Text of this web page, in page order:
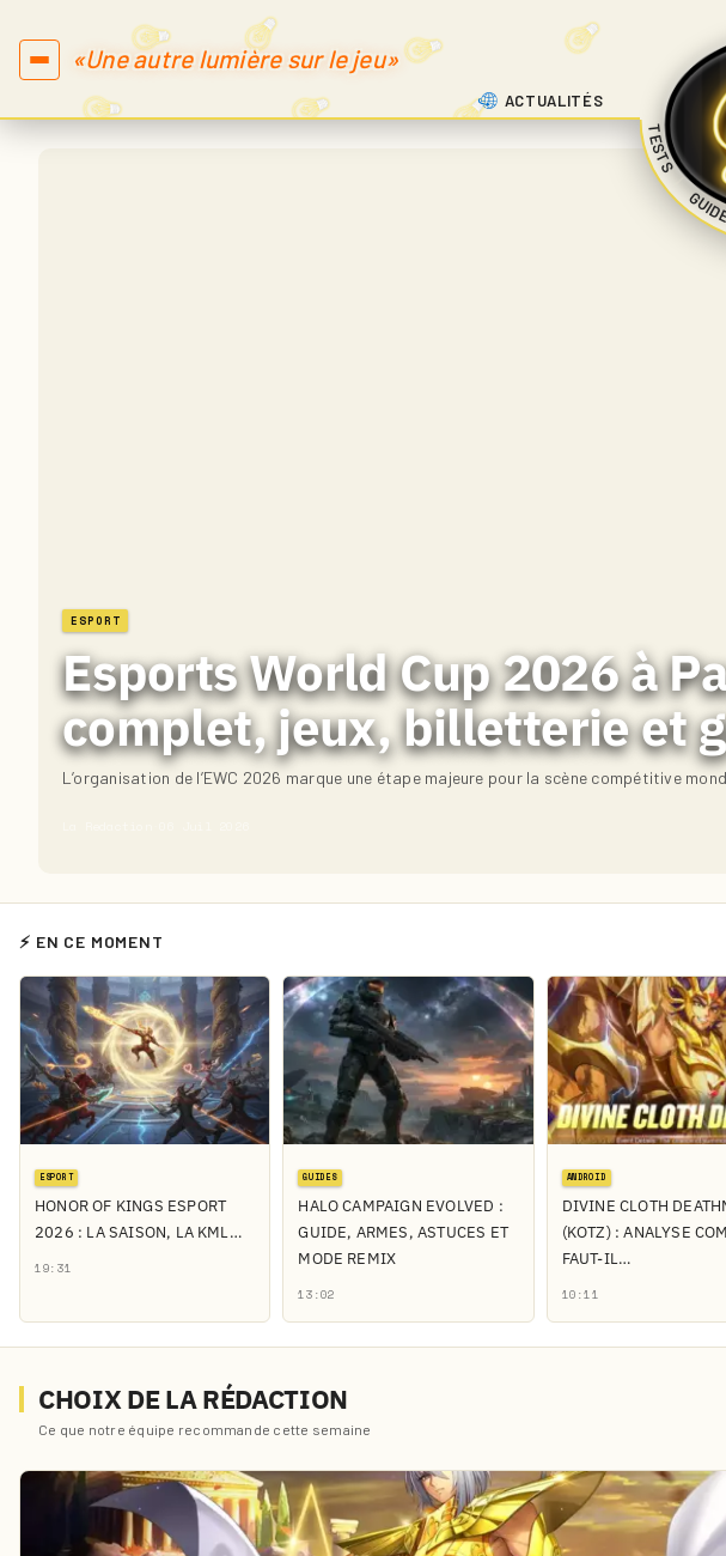
«Une autre lumière sur le jeu»
ACTUALITÉS
TESTS
|
ESPORT
Esports World Cup 2026 à
complet, jeux, billetterie et
L’organisation de l’EWC 2026 marque une étape majeure pour la scène compétitive
⚡ EN CE MOMENT
ESPORT
HONOR OF KINGS ESPORT
2026 : LA SAISON, LA KML…
19:31
GUIDES
HALO CAMPAIGN EVOLVED :
GUIDE, ARMES, ASTUCES ET
MODE REMIX
13:02
ANDROID
DIVINE CLOTH
(KOTZ) : ANALYSE
FAUT-IL…
10:11
CHOIX DE LA RÉDACTION
Ce que notre équipe recommande cette semaine